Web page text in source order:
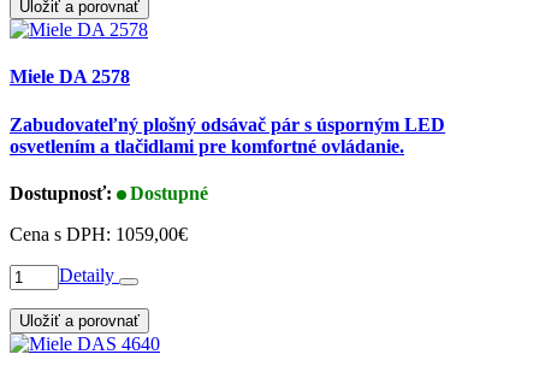
Uložiť a porovnať
Miele DA 2578
Zabudovateľný plošný odsávač pár s úsporným LED
osvetlením a tlačidlami pre komfortné ovládanie.
Dostupnosť:
Dostupné
Cena s DPH: 1059,00€
Detaily
Uložiť a porovnať